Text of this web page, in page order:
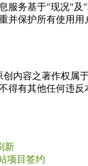
服务基于"现况"
并保护所有使用
创内容之著作权
得有其他任何违反
新
项目签约